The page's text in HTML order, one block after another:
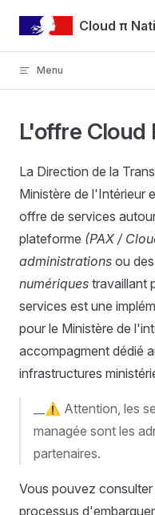
Skip to contentCloud π
Menu
L'offre Cloud
La Direction de la
Ministère de l'Intérieur
offre de services
plateforme (PAX /
administrations ou des
numériques travaillant
services est une
pour le Ministère de
accompagment dédié
infrastructures
__⚠️ Attention, les
managée sont les
partenaires.
Vous pouvez consulter
processus